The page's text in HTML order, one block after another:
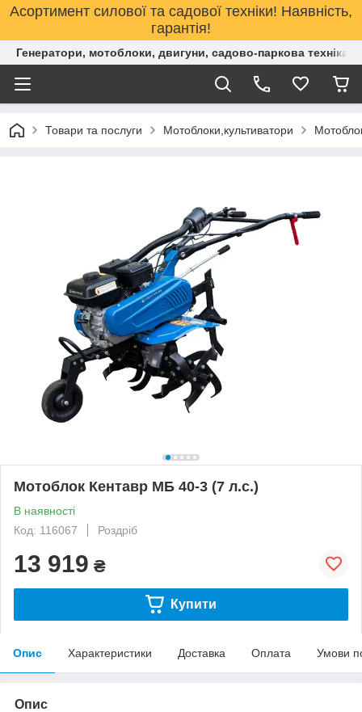
Асортимент силової та садової техніки! Наявність,
гарантія!
Генератори, мотоблоки, двигуни, садово-паркова техніка.
Товари та послуги Мотоблоки,культиватори
Мотоблок Кентавр МБ 40-3 (7 л.с.)
В наявності
Код: 116067
Роздріб
13 919 ₴
Купити
Опис Характеристики Доставка Оплата Умови
Опис